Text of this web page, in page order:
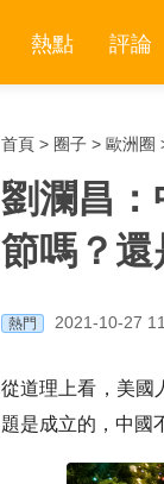
熱點 評論
首頁 > 圈子 > 歐洲圈
劉瀾昌
節嗎？
熱門 2021-10-27
從道理上看，美國
題是成立的，中國